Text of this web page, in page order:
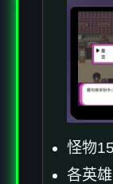
怪物
各英